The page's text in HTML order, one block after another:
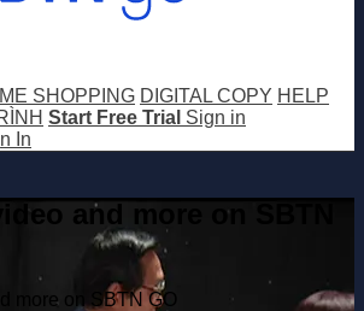
SHOPPING DIGITAL COPY HELP
Start Free Trial Sign in
In
and more on SBTN
more on SBTN GO